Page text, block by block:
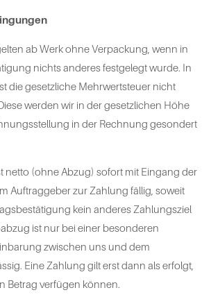
ab Werk ohne Verpackung, wenn in
nichts anderes festgelegt wurde. In
die gesetzliche Mehrwertsteuer nicht
werden wir in der gesetzlichen Höhe
in der Rechnung gesondert
netto (ohne Abzug) sofort mit Eingang der
Auftraggeber zur Zahlung fällig, soweit
kein anderes Zahlungsziel
ist nur bei einer besonderen
zwischen uns und dem
Eine Zahlung gilt erst dann als erfolgt,
Betrag verfügen können.